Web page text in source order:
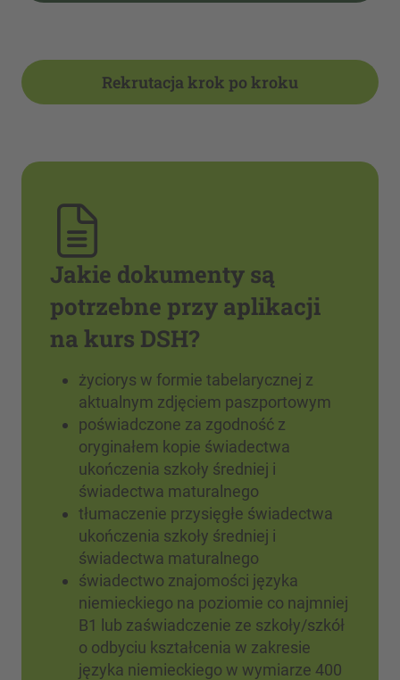
Rekrutacja krok po kroku
Jakie dokumenty są
potrzebne przy aplikacji
na kurs DSH?
życiorys w formie tabelarycznej z
aktualnym zdjęciem paszportowym
poświadczone za zgodność z
oryginałem kopie świadectwa
ukończenia szkoły średniej i
świadectwa maturalnego
tłumaczenie przysięgłe świadectwa
ukończenia szkoły średniej i
świadectwa maturalnego
świadectwo znajomości języka
niemieckiego na poziomie co najmniej
B1 lub zaświadczenie ze szkoły/szkół
o odbyciu kształcenia w zakresie
języka niemieckiego w wymiarze 400